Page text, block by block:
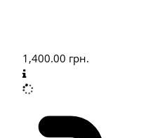
1,400.00 грн.